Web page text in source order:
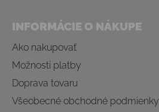
INFORMÁCIE O NÁKUPE
Ako nakupovať
Možnosti platby
Doprava tovaru
Všeobecné obchodné podmienky